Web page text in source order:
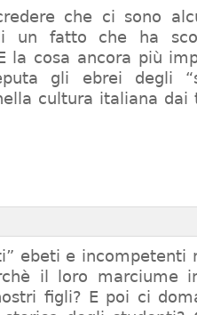
che ci sono
di un fatto che ha
la cosa ancora più
gli ebrei degli
cultura italiana dai
ebeti e
il loro marciume
figli? E poi ci